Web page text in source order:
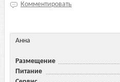
Комментировать
Анна
Размещение
Питание